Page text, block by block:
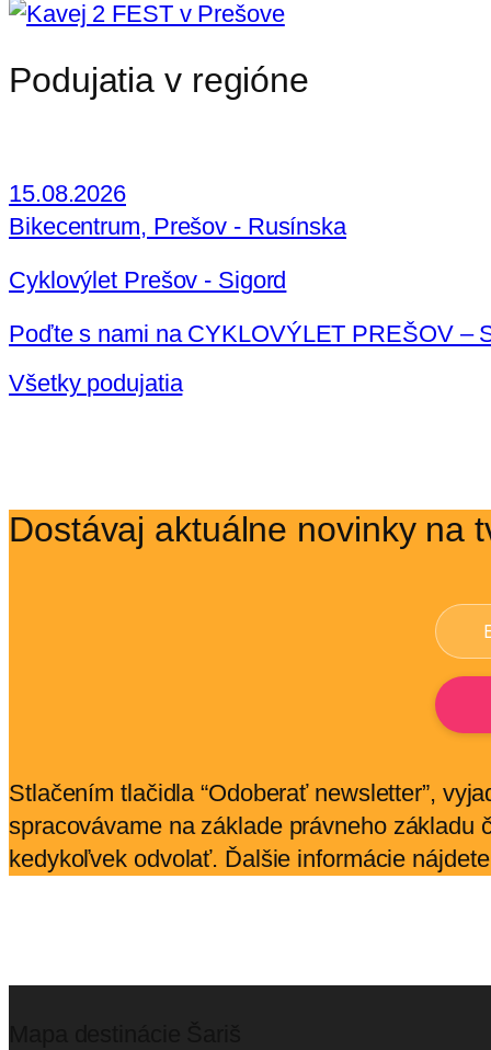
Podujatia v regióne
15.08.2026
Bikecentrum, Prešov - Rusínska
Cyklovýlet Prešov - Sigord
Poďte s nami na CYKLOVÝLET PREŠOV –
Všetky podujatia
Dostávaj aktuálne novinky na
Stlačením tlačidla “Odoberať newsletter”,
spracovávame na základe právneho
kedykoľvek odvolať. Ďalšie informácie